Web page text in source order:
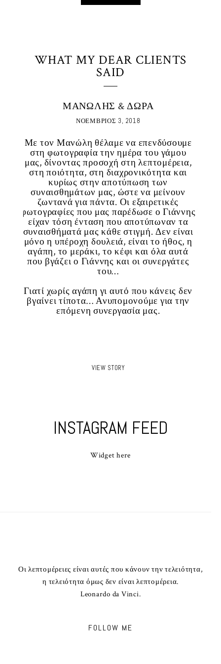
WHAT MY DEAR CLIENTS
SAID
& ΔΩΡΑ
θέλαμε να επενδύσουμε
την ημέρα του γάμου
στη λεπτομέρεια,
στη διαχρονικότητα και
αποτύπωση των
μας, ώστε να μείνουν
πάντα. Οι εξαιρετικές
μας παρέδωσε ο Γιάννης
που αποτύπωναν τα
κάθε στιγμή. Δεν είναι
δουλειά, είναι το ήθος, η
το κέφι και όλα αυτά
και οι συνεργάτες
γι αυτό που κάνεις δεν
Ανυπομονούμε για την
συνεργασία μας.
ΠΑΝΟΣ &
Ο επαγγελματισμός και
Γιάννη και της ομάδας
νιώσουμε τη
αναπόσπαστο κομμάτι
Μας χάρισαν ένα
για να θυμόμαστε
ξεχωριστή μας ημέρα
Έχοντας δει πολλά
φωτογραφίσεις,
συνεχώς ότι ήταν η
θα μπορούσαμε να
INSTAGRAM FEED
Widget here
Οι λεπτομέρειες είναι αυτές που κάνουν την τελειότητα,
η τελειότητα όμως δεν είναι λεπτομέρεια.
Leonardo da Vinci.
FOLLOW ME